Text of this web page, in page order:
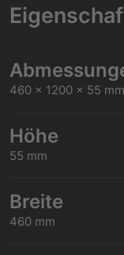
460 x 1200 x 55
Höhe
55 mm
Breite
460 mm